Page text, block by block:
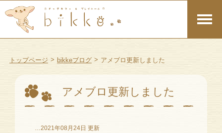
トップページ > bikkeブログ > アメブロ更新しました
アメブロ更新しました
…2021年08月24日 更新